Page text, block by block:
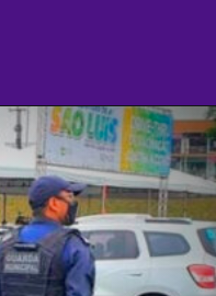
amp